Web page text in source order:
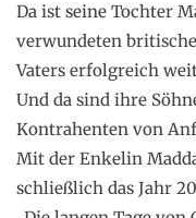
Da ist seine Tochter
verwundeten
Vaters erfolgreich
Und da sind ihre
Kontrahenten von
Mit der Enkelin
schließlich das Jahr